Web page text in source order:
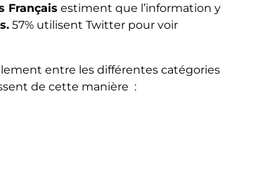
Français estiment que l’information y
57% utilisent Twitter pour voir
entre les différentes catégories
de cette manière :